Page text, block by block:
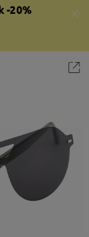
-20%